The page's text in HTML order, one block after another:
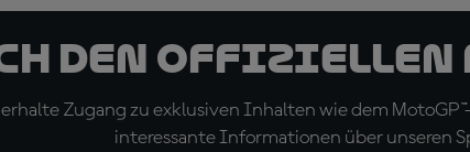
den offiziellen
Zugang zu exklusiven Inhalten wie dem
interessante Informationen über unseren